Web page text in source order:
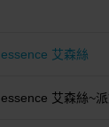
essence 艾森絲
essence 艾森絲~